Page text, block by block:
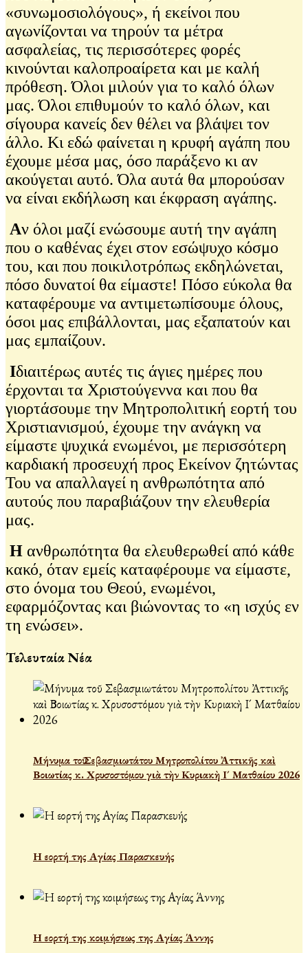
«συνωμοσιολόγους», ή εκείνοι που
αγωνίζονται να τηρούν τα μέτρα
ασφαλείας, τις περισσότερες φορές
κινούνται καλοπροαίρετα και με καλή
πρόθεση. Όλοι μιλούν για το καλό όλων
μας. Όλοι επιθυμούν το καλό όλων, και
σίγουρα κανείς δεν θέλει να βλάψει τον
άλλο. Κι εδώ φαίνεται η κρυφή αγάπη που
έχουμε μέσα μας, όσο παράξενο κι αν
ακούγεται αυτό. Όλα αυτά θα μπορούσαν
να είναι εκδήλωση και έκφραση αγάπης.
Αν όλοι μαζί ενώσουμε αυτή την αγάπη
που ο καθένας έχει στον εσώψυχο κόσμο
του, και που ποικιλοτρόπως εκδηλώνεται,
πόσο δυνατοί θα είμαστε! Πόσο εύκολα θα
καταφέρουμε να αντιμετωπίσουμε όλους,
όσοι μας επιβάλλονται, μας εξαπατούν και
μας εμπαίζουν.
Ιδιαιτέρως αυτές τις άγιες ημέρες που
έρχονται τα Χριστούγεννα και που θα
γιορτάσουμε την Μητροπολιτική εορτή του
Χριστιανισμού, έχουμε την ανάγκη να
είμαστε ψυχικά ενωμένοι, με περισσότερη
καρδιακή προσευχή προς Εκείνον ζητώντας
Του να απαλλαγεί η ανθρωπότητα από
αυτούς που παραβιάζουν την ελευθερία
μας.
Η ανθρωπότητα θα ελευθερωθεί από κάθε
κακό, όταν εμείς καταφέρουμε να είμαστε,
στο όνομα του Θεού, ενωμένοι,
εφαρμόζοντας και βιώνοντας το «η ισχύς εν
τη ενώσει».
Τελευταία Νέα
Μήνυμα τοῦ Σεβασμιωτάτου Μητροπολίτου Ἀττικῆς καὶ
Βοιωτίας κ. Χρυσοστόμου γιὰ τὴν Κυριακὴ Ι´ Ματθαίου 2026
Η εορτή της Αγίας Παρασκευής
Η εορτή της κοιμήσεως της Αγίας Άννης